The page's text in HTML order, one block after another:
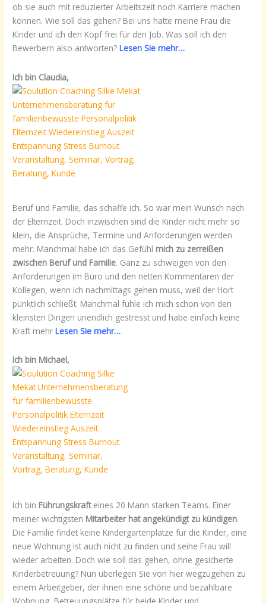
ob sie auch mit reduzierter Arbeitszeit noch Karriere machen
können. Wie soll das gehen? Bei uns hatte meine Frau die
Kinder und ich den Kopf frei für den Job. Was soll ich den
Bewerbern also antworten? Lesen Sie mehr…
Ich bin Claudia,
Beruf und Familie, das schaffe ich. So war mein Wunsch nach
der Elternzeit. Doch inzwischen sind die Kinder nicht mehr so
klein, die Ansprüche, Termine und Anforderungen werden
mehr. Manchmal habe ich das Gefühl mich zu zerreißen
zwischen Beruf und Familie. Ganz zu schweigen von den
Anforderungen im Büro und den netten Kommentaren der
Kollegen, wenn ich nachmittags gehen muss, weil der Hort
pünktlich schließt. Manchmal fühle ich mich schon von den
kleinsten Dingen unendlich gestresst und habe einfach keine
Kraft mehrLesen Sie mehr…
Ich bin Michael,
Ich bin Führungskrafteines 20 Mann starken Teams. Einer
meiner wichtigsten Mitarbeiter hat angekündigt zu kündigen.
Die Familie findet keine Kindergartenplätze für die Kinder, eine
neue Wohnung ist auch nicht zu finden und seine Frau will
wieder arbeiten. Doch wie soll das gehen, ohne gesicherte
Kinderbetreuung? Nun überlegen Sie von hier wegzugehen zu
einem Arbeitgeber, der ihnen eine schöne und bezahlbare